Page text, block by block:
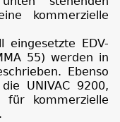
kommerzielle
eingesetzte EDV-
55) werden in
Ebenso
UNIVAC 9200,
für kommerzielle